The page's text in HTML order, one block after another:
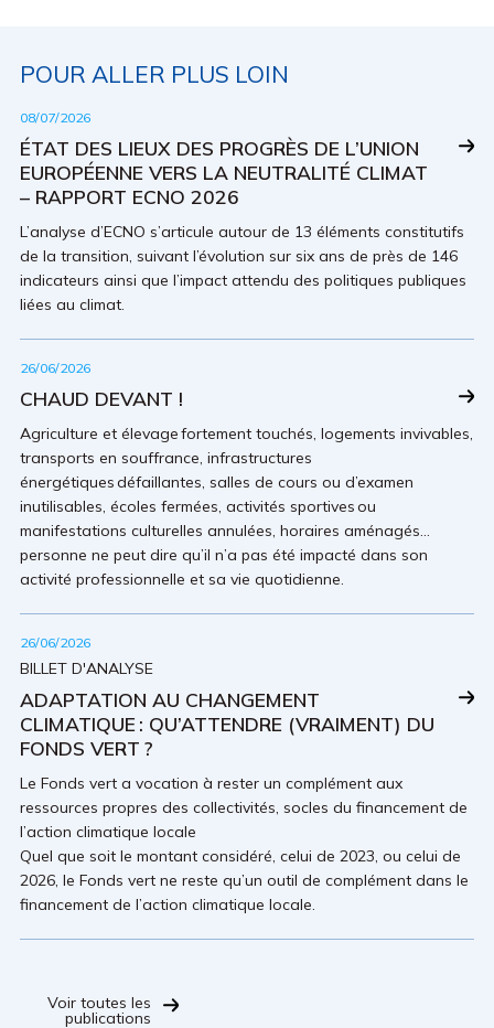
POUR ALLER PLUS LOIN
08/07/2026
ÉTAT DES LIEUX DES PROGRÈS DE L’UNION
EUROPÉENNE VERS LA NEUTRALITÉ CLIMAT
– RAPPORT ECNO 2026
L’analyse d’ECNO s’articule autour de 13 éléments constitutifs
de la transition, suivant l’évolution sur six ans de près de 146
indicateurs ainsi que l’impact attendu des politiques publiques
liées au climat.
26/06/2026
CHAUD DEVANT !
Agriculture et élevage fortement touchés, logements invivables,
transports en souffrance, infrastructures
énergétiques défaillantes, salles de cours ou d’examen
inutilisables, écoles fermées, activités sportives ou
manifestations culturelles annulées, horaires aménagés…
personne ne peut dire qu’il n’a pas été impacté dans son
activité professionnelle et sa vie quotidienne.
26/06/2026
BILLET D'ANALYSE
ADAPTATION AU CHANGEMENT
CLIMATIQUE : QU’ATTENDRE (VRAIMENT) DU
FONDS VERT ?
Le Fonds vert a vocation à rester un complément aux
ressources propres des collectivités, socles du financement de
l’action climatique locale
Quel que soit le montant considéré, celui de 2023, ou celui de
2026, le Fonds vert ne reste qu’un outil de complément dans le
financement de l’action climatique locale.
Voir toutes les
publications